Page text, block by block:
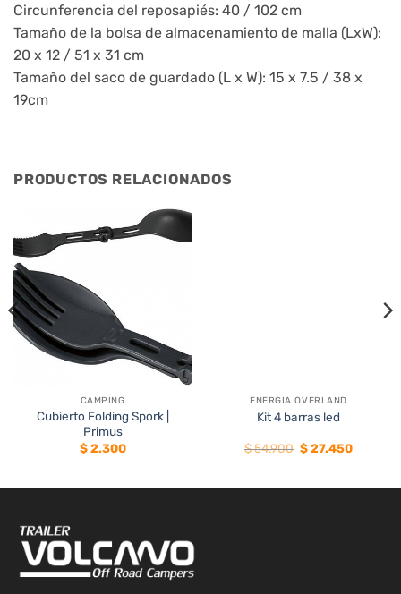
Circunferencia del reposapiés: 40 / 102 cm
Tamaño de la bolsa de almacenamiento de malla (LxW):
20 x 12 / 51 x 31 cm
Tamaño del saco de guardado (L x W): 15 x 7.5 / 38 x
19cm
PRODUCTOS RELACIONADOS
CAMPING
Cubierto Folding Spork |
Primus
$2.300
ENERGIA OVERLAND
Kit 4 barras led
$54.900 El
precio
$ 54.900.
$27.450El
$